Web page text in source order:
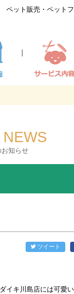
ット販売・ペット
｜
知らせ
ツイート
イキ川島店には可愛